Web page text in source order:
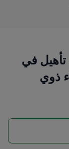
في
الآن 14 أطباء ذوي